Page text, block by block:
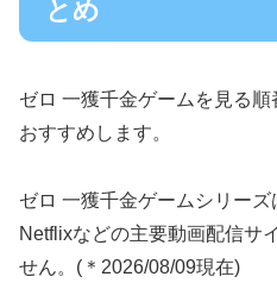
とめ
ゼロ 一獲千金ゲームを見る
おすすめします。
ゼロ 一獲千金ゲームシリーズ
Netflixなどの主要動画配信サ
せん。(＊2026/08/09現在)